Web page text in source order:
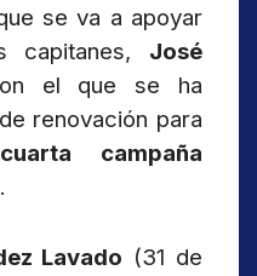
se va a apoyar
capitanes, José
el que se ha
renovación para
cuarta campaña
Lavado (31 de